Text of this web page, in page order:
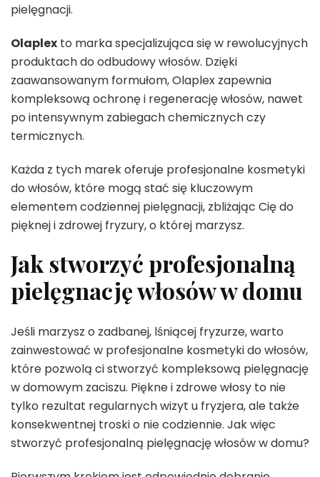
pielęgnacji.
Olaplex to marka specjalizująca się w rewolucyjnych
produktach do odbudowy włosów. Dzięki
zaawansowanym formułom, Olaplex zapewnia
kompleksową ochronę i regenerację włosów, nawet
po intensywnym zabiegach chemicznych czy
termicznych.
Każda z tych marek oferuje profesjonalne kosmetyki
do włosów, które mogą stać się kluczowym
elementem codziennej pielęgnacji, zbliżając Cię do
pięknej i zdrowej fryzury, o której marzysz.
Jak stworzyć profesjonalną
pielęgnację włosów w domu
Jeśli marzysz o zadbanej, lśniącej fryzurze, warto
zainwestować w profesjonalne kosmetyki do włosów,
które pozwolą ci stworzyć kompleksową pielęgnację
w domowym zaciszu. Piękne i zdrowe włosy to nie
tylko rezultat regularnych wizyt u fryzjera, ale także
konsekwentnej troski o nie codziennie. Jak więc
stworzyć profesjonalną pielęgnację włosów w domu?